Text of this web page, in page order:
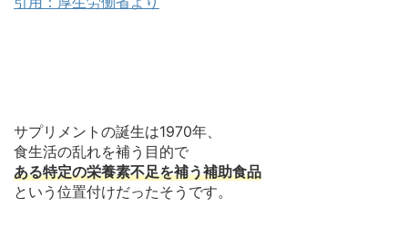
サプリメントの誕生は1970年、
食生活の乱れを補う目的で
ある特定の栄養素不足を補う補助食品
という位置付けだったそうです。